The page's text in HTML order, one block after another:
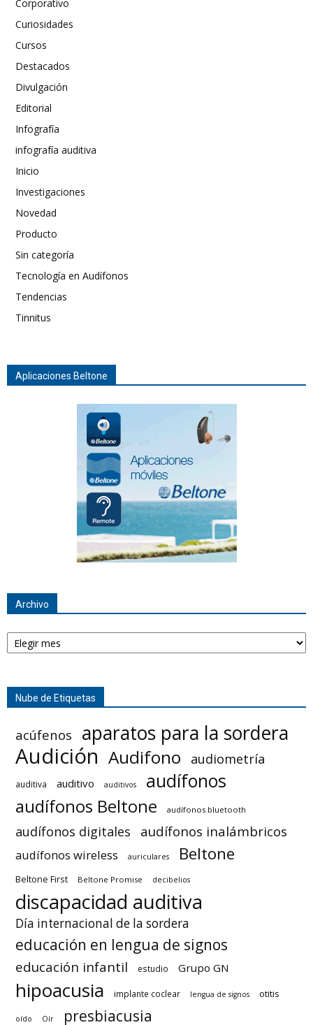
Corporativo
Curiosidades
Cursos
Destacados
Divulgación
Editorial
Infografía
infografía auditiva
Inicio
Investigaciones
Novedad
Producto
Sin categoría
Tecnología en Audífonos
Tendencias
Tinnitus
Aplicaciones Beltone
Archivo
Archivo
Nube de Etiquetas
acúfenos aparatos para la sordera
Audición Audifono audiometría
auditiva auditivo auditivos audífonos
audífonos Beltone audífonos bluetooth
audífonos digitales audífonos inalámbricos
audífonos wireless auriculares Beltone
Beltone First Beltone Promise decibelios
discapacidad auditiva
Día internacional de la sordera
educación en lengua de signos
educación infantil estudio Grupo GN
hipoacusia implante coclear lengua de signos otitis
oído Oír presbiacusia